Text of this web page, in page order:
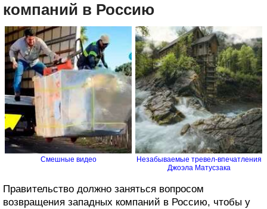
компаний в Россию
Смешные видео
Незабываемые тревел-впечатления
Джоэла Матусзака
Правительство должно заняться вопросом
возвращения западных компаний в Россию, чтобы у